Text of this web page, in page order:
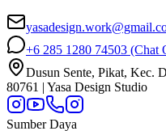
+6 285 1280 74503 (Chat
Dusun Sente, Pikat, Kec.
80761 | Yasa Design Studio
Sumber Daya